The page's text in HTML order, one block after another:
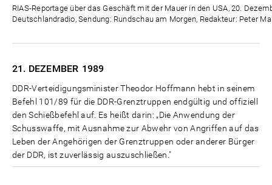
Zeit
RIAS-Reportage über das Geschäft mit der Mauer in den USA, 20.
Deutschlandradio, Sendung: Rundschau am Morgen, Redakteur: Peter
21. DEZEMBER 1989
DDR-Verteidigungsminister Theodor Hoffmann hebt in seinem
Befehl 101/89 für die DDR-Grenztruppen endgültig und offiziell
den Schießbefehl auf. Es heißt darin: „Die Anwendung der
Schusswaffe, mit Ausnahme zur Abwehr von Angriffen auf das
Leben der Angehörigen der Grenztruppen oder anderer Bürger
der DDR, ist zuverlässig auszuschließen."